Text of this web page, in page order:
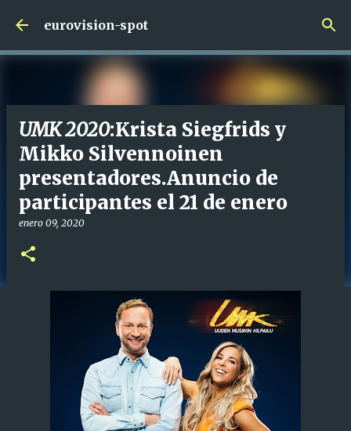
Ir al contenido principal
eurovision-spot
UMK 2020:Krista Siegfrids y
Mikko Silvennoinen
presentadores.Anuncio de
participantes el 21 de enero
enero 09, 2020